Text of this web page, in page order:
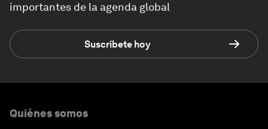
importantes de la agenda global
Suscríbete hoy
Quiénes somos